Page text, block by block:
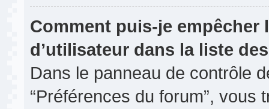
Comment puis-je empêcher
d’utilisateur dans la liste
Dans le panneau de contrôle
“Préférences du forum”, vous